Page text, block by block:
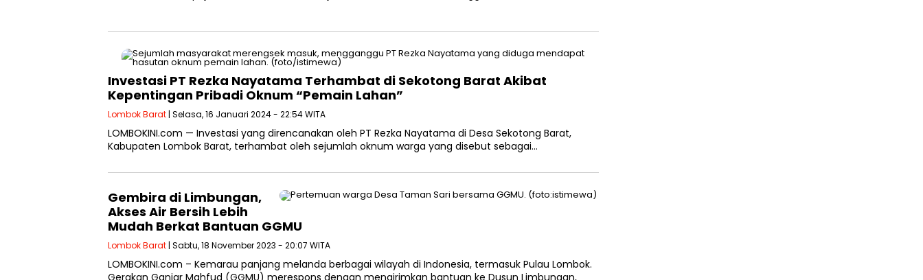
Investasi PT Rezka Nayatama Terhambat di Sekotong Barat Akibat
Kepentingan Pribadi Oknum “Pemain Lahan”
Lombok Barat | Selasa, 16 Januari 2024 - 22:54 WITA
LOMBOKINI.com — Investasi yang direncanakan oleh PT Rezka Nayatama di Desa Sekotong Barat,
Kabupaten Lombok Barat, terhambat oleh sejumlah oknum warga yang disebut sebagai…
Gembira di Limbungan,
Akses Air Bersih Lebih
Mudah Berkat Bantuan GGMU
Lombok Barat | Sabtu, 18 November 2023 - 20:07 WITA
LOMBOKINI.com – Kemarau panjang melanda berbagai wilayah di Indonesia, termasuk Pulau Lombok.
Gerakan Ganjar Mahfud (GGMU) merespons dengan mengirimkan bantuan ke Dusun Limbungan,